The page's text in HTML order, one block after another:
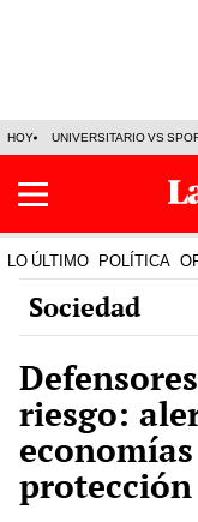
HOY UNIVERSITARIO VS
LO ÚLTIMO POLÍTICA
Sociedad
riesgo: